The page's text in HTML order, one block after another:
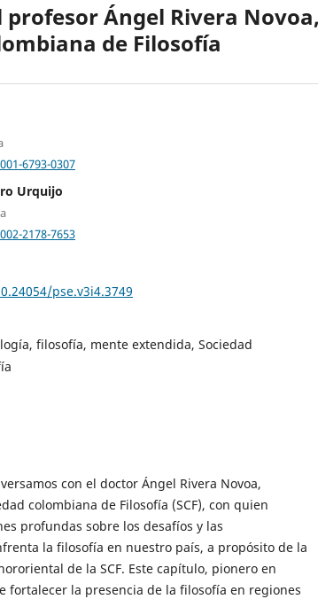
Ángel Rivera
de Filosofía
6793-0307
Urquijo
2178-7653
pse.v3i4.3749
filosofía, mente extendida, Sociedad
con el doctor Ángel Rivera Novoa,
colombiana de Filosofía (SCF), con quien
profundas sobre los desafíos y las
la filosofía en nuestro país, a propósito de la
de la SCF. Este capítulo, pionero en
fortalecer la presencia de la filosofía en regiones